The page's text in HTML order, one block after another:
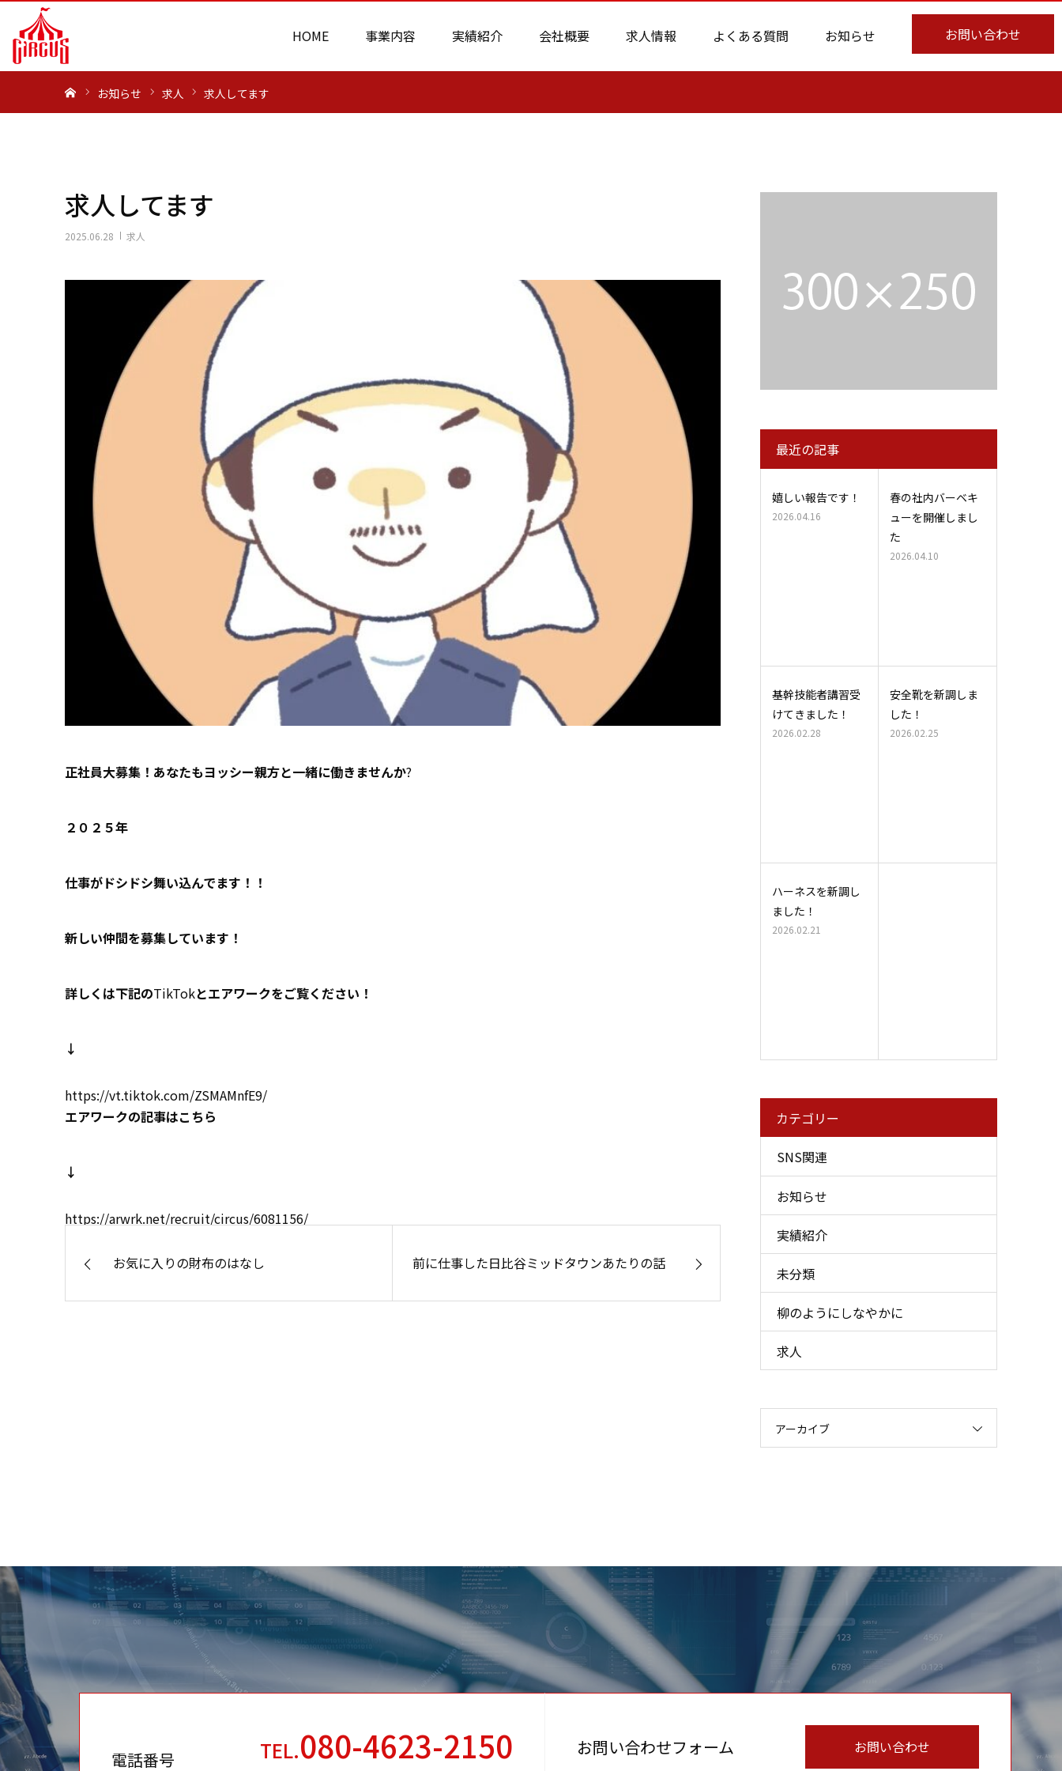
お問い合わせ
HOME 事業内容 実績紹介 会社概要 求人情報 よくある質問 お知らせ
お知らせ 求人 求人してます
求人してます
2025.06.28 求人
正社員大募集！あなたもヨッシー親方と一緒に働きませんか?
２０２５年
仕事がドシドシ舞い込んでます！！
新しい仲間を募集しています！
詳しくは下記のTikTokとエアワークをご覧ください！
↓
https://vt.tiktok.com/ZSMAMnfE9/
エアワークの記事はこちら
↓
https://arwrk.net/recruit/circus/6081156/
お気に入りの財布のはなし 前に仕事した日比谷ミッドタウンあたりの話
最近の記事
嬉しい報告です！
2026.04.16
春の社内バーベキ
ューを開催しまし
た
2026.04.10
基幹技能者講習受
けてきました！
2026.02.28
安全靴を新調しま
した！
2026.02.25
ハーネスを新調し
ました！
2026.02.21
カテゴリー
SNS関連
お知らせ
実績紹介
未分類
柳のようにしなやかに
求人
アーカイブ
電話番号 TEL.080-4623-2150 お問い合わせフォーム お問い合わせ